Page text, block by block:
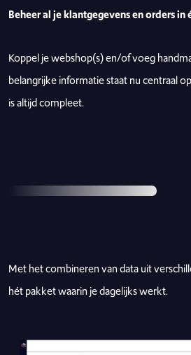
Beheer al je klantgegevens en orders
Koppel je webshop(s) en/of voeg
belangrijke informatie staat nu centraal
is altijd compleet.
Met het combineren van data uit
hét pakket waarin je dagelijks werkt.